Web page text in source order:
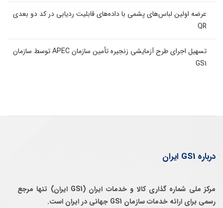
عرضه اولین لباس‌های پشمی با داده‌های قابلیت ردیابی در کد دو بعدی
QR
تسهیل اجرای طرح آزمایشی زنجیره تأمین سازمان APEC توسط سازمان
GS1
درباره GS1 ایران
مرکز ملی شماره گذاری کالا و خدمات ایران (GS1 ایران) تنها مرجع
رسمی برای ارائه خدمات سازمان GS1 جهانی در ایران است.